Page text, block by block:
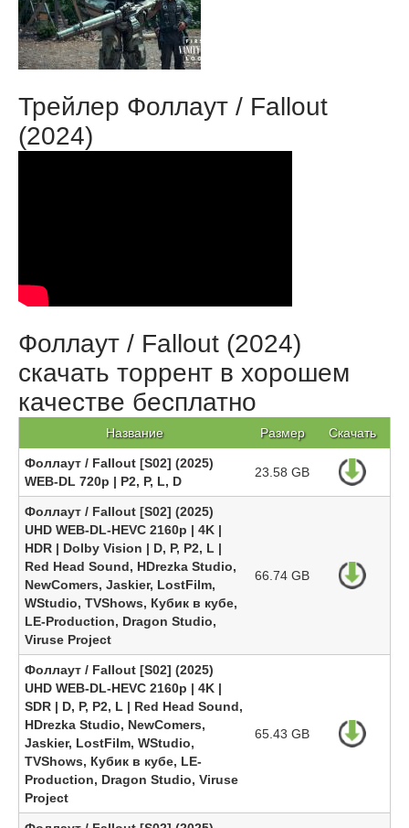
Трейлер Фоллаут / Fallout
(2024)
Фоллаут / Fallout (2024)
скачать торрент в хорошем
качестве бесплатно
Название Размер Скачать
Фоллаут / Fallout [S02] (2025)
WEB-DL 720p | P2, P, L, D
23.58 GB
Фоллаут / Fallout [S02] (2025)
UHD WEB-DL-HEVC 2160p | 4K |
HDR | Dolby Vision | D, P, P2, L |
Red Head Sound, HDrezka Studio,
NewComers, Jaskier, LostFilm,
WStudio, TVShows, Кубик в кубе,
LE-Production, Dragon Studio,
Viruse Project
66.74 GB
Фоллаут / Fallout [S02] (2025)
UHD WEB-DL-HEVC 2160p | 4K |
SDR | D, P, P2, L | Red Head Sound,
HDrezka Studio, NewComers,
Jaskier, LostFilm, WStudio,
TVShows, Кубик в кубе, LE-
Production, Dragon Studio, Viruse
Project
65.43 GB